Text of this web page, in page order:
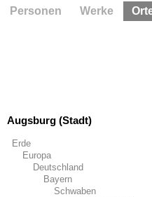
Augsburg (Stadt)
Erde
Europa
Deutschland
Bayern
Schwaben
Personen Werke